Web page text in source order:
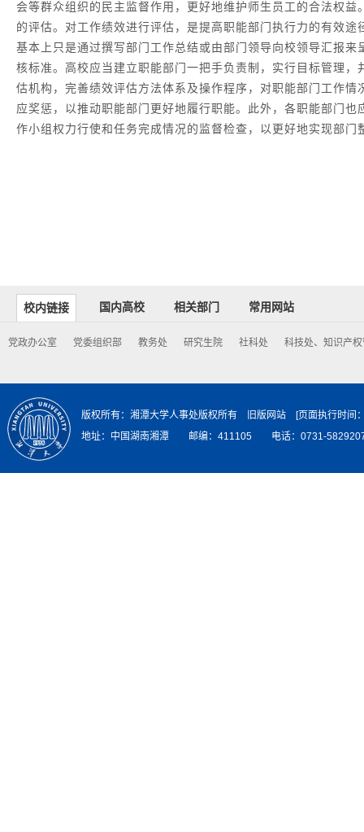
会等群众组织的民主监督作用，更好地维护师生员工的合法权
的评估。对工作绩效进行评估，是提高职能部门执行力的有效
基本上只是通过撰写部门工作总结或由部门领导向校领导汇报
核标准。高校应当建立职能部门一把手负责制，实行目标管理
估机构，完善绩效评估方法体系及操作程序，对职能部门工作
应奖惩，以推动职能部门更好地履行职能。此外，各职能部门
作小组权力行使和任务完成情况的监督检查，以更好地实现部门
校内链接 国内高校 相关部门 常用网站
党政办公室 党委组织部 教务处 研究生院 社科处 科技处、知识产
版权所有：湘潭大学人事处版权所有 旧版网站 [页面执
地址：中国湖南湘潭 邮编：411105 电话：0731-